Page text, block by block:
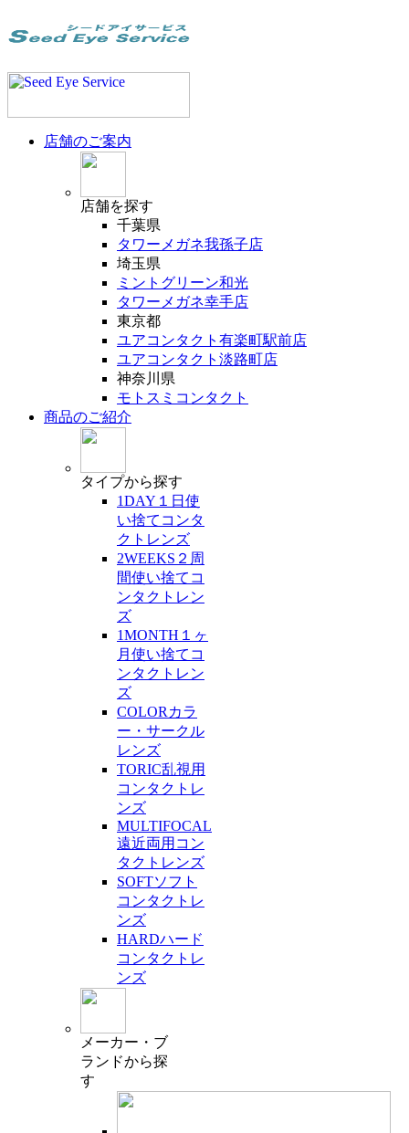
店舗のご案内
店舗を探す
千葉県
タワーメガネ我孫子店
埼玉県
ミントグリーン和光
タワーメガネ幸手店
東京都
ユアコンタクト有楽町駅前店
ユアコンタクト淡路町店
神奈川県
モトスミコンタクト
商品のご紹介
タイプから探す
1DAY １日使
い捨てコンタ
クトレンズ
2WEEKS ２周
間使い捨てコ
ンタクトレン
ズ
1MONTH １ヶ
月使い捨てコ
ンタクトレン
ズ
COLORカラ
ー・サークル
レンズ
TORIC乱視用
コンタクトレ
ンズ
MULTIFOCAL
遠近両用コン
タクトレンズ
SOFTソフト
コンタクトレ
ンズ
HARDハード
コンタクトレ
ンズ
メーカー・ブ
ランドから探
す